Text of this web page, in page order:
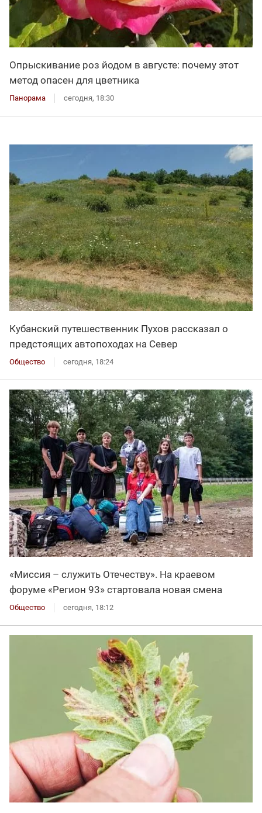
Опрыскивание роз йодом в августе: почему этот
метод опасен для цветника
Панорама сегодня, 18:30
Кубанский путешественник Пухов рассказал о
предстоящих автопоходах на Север
Общество сегодня, 18:24
«Миссия – служить Отечеству». На краевом
форуме «Регион 93» стартовала новая смена
Общество сегодня, 18:12